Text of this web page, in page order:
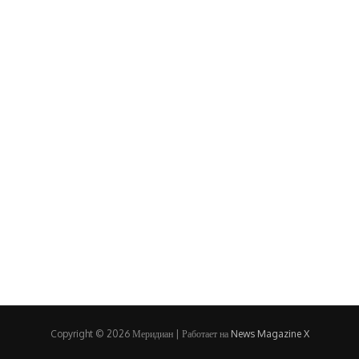
Copyright © 2026 Меридиан | Работает на News Magazine X